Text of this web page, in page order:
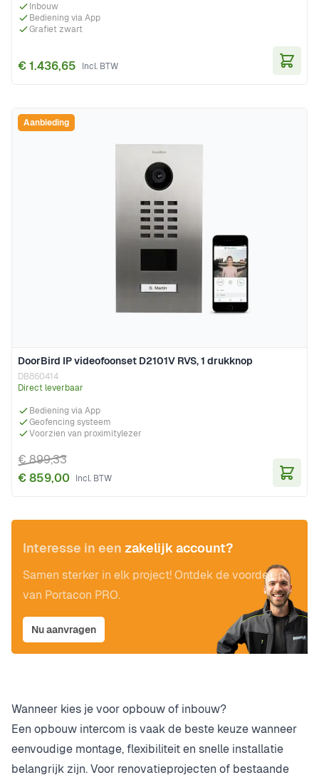
Inbouw
Bediening via App
Grafiet zwart
€ 1.436,65
DoorBird IP videofoonset D2101V RVS, 1 drukknop
DB860414
Direct leverbaar
Bediening via App
Geofencing systeem
Voorzien van proximitylezer
€ 859,00
€ 899,33
Aanbieding
Interesse in een zakelijk account?
Samen sterker in elk project! Ontdek de voordelen
van Portacon PRO.
Nu aanvragen
Wanneer kies je voor opbouw of inbouw?
Een opbouw intercom is vaak de beste keuze wanneer
eenvoudige montage, flexibiliteit en snelle installatie
belangrijk zijn. Voor renovatieprojecten of bestaande